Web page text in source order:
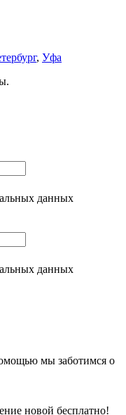
, Уфа
данных
данных
мы заботимся о
новой бесплатно!